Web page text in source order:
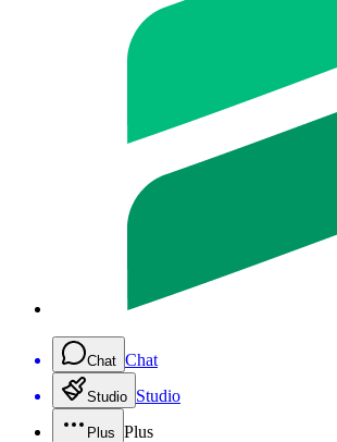
Chat Chat
Studio Studio
Plus Plus